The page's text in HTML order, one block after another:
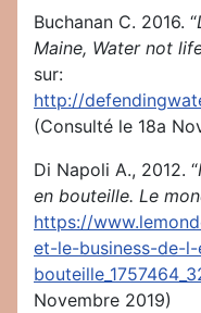
Buchanan C. 2016. “
Maine, Water not
sur:
http://
(Consulté le 18a
Di Napoli A., 2012. “
en bouteille. Le
https://
et-le-business-de-
Novembre 2019)